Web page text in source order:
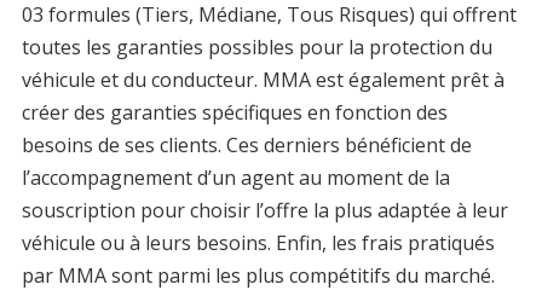
03 formules (Tiers, Médiane, Tous Risques) qui offrent
toutes les garanties possibles pour la protection du
véhicule et du conducteur. MMA est également prêt à
créer des garanties spécifiques en fonction des
besoins de ses clients. Ces derniers bénéficient de
l’accompagnement d’un agent au moment de la
souscription pour choisir l’offre la plus adaptée à leur
véhicule ou à leurs besoins. Enfin, les frais pratiqués
par MMA sont parmi les plus compétitifs du marché.